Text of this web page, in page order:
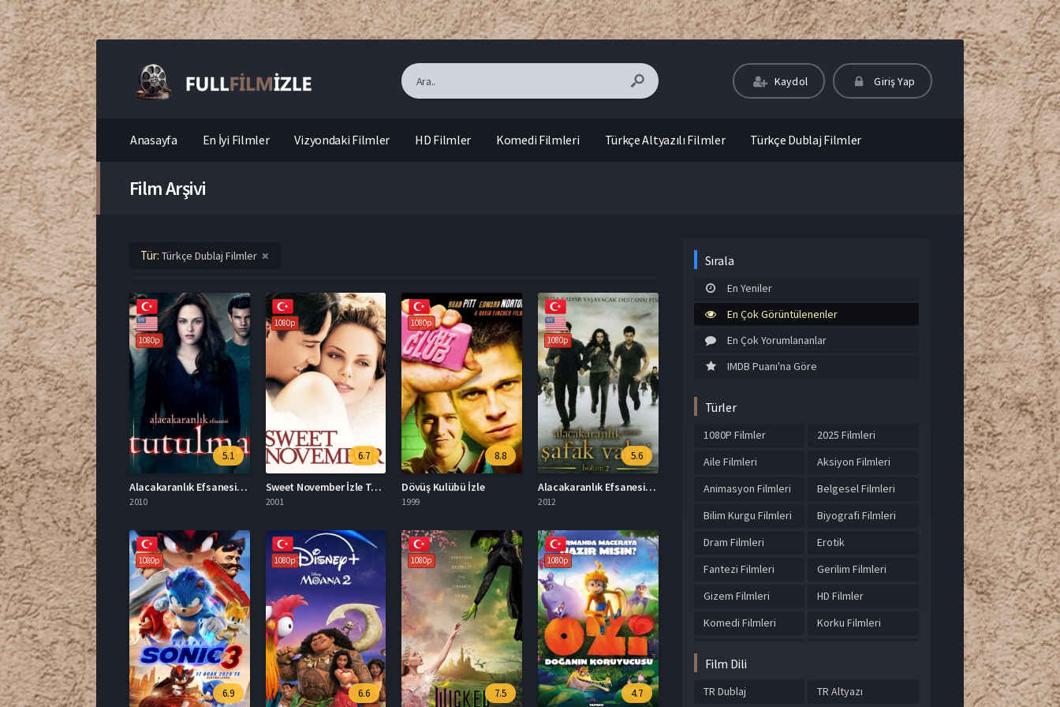
Kaydol Giriş Yap
Anasayfa En İyi Filmler Vizyondaki Filmler HD Filmler Komedi Filmleri Türkçe Altyazılı Filmler Türkçe Dublaj Filmler
Film Arşivi
Tür: Türkçe Dublaj Filmler
1080p
5.1
Alacakaranlık Efsanesi Tutulma Türkçe Dublaj İzle
2010
1080p
6.7
Sweet November İzle Türkçe Dublaj
2001
1080p
8.8
Dövüş Kulübü İzle
1999
1080p
5.6
Alacakaranlık Efsanesi Şafak Vakti Bölüm 2 Türkçe Dublaj İzle
2012
1080p
6.9
1080p
6.6
1080p
7.5
1080p
4.7
Sırala
En Yeniler
En Çok Görüntülenenler
En Çok Yorumlananlar
IMDB Puanı'na Göre
Türler
1080P Filmler
2025 Filmleri
Aile Filmleri
Aksiyon Filmleri
Animasyon Filmleri
Belgesel Filmleri
Bilim Kurgu Filmleri
Biyografi Filmleri
Dram Filmleri
Erotik
Fantezi Filmleri
Gerilim Filmleri
Gizem Filmleri
HD Filmler
Komedi Filmleri
Korku Filmleri
Film Dili
TR Dublaj TR Altyazı